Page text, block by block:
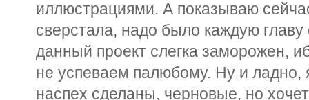
иллюстрациями. А показываю
сверстала, надо было каждую главу
данный проект слегка заморожен,
не успеваем палюбому. Ну и ладно,
наспех сделаны, черновые, но